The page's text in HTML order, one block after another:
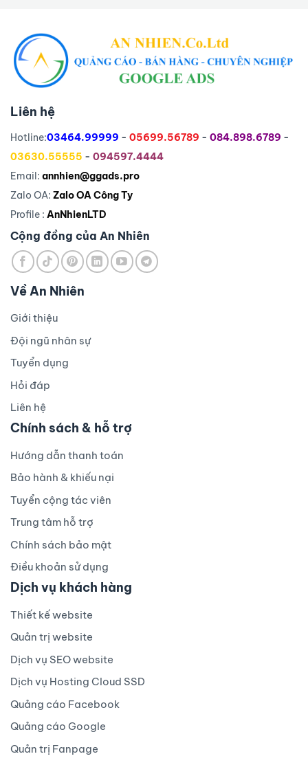
Liên hệ
Hotline:03464.99999 - 05699.56789 - 084.898.6789 -
03630.55555 - 094597.4444
Email: annhien@ggads.pro
Zalo OA: Zalo OA Công Ty
Profile : AnNhienLTD
Cộng đồng của An Nhiên
Về An Nhiên
Giới thiệu
Đội ngũ nhân sự
Tuyển dụng
Hỏi đáp
Liên hệ
Chính sách & hỗ trợ
Hướng dẫn thanh toán
Bảo hành & khiếu nại
Tuyển cộng tác viên
Trung tâm hỗ trợ
Chính sách bảo mật
Điều khoản sử dụng
Dịch vụ khách hàng
Thiết kế website
Quản trị website
Dịch vụ SEO website
Dịch vụ Hosting Cloud SSD
Quảng cáo Facebook
Quảng cáo Google
Quản trị Fanpage